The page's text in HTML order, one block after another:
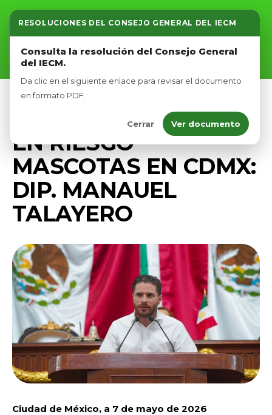
RESOLUCIONES DEL CONSEJO GENERAL DEL IECM
Consulta la resolución del Consejo General
del IECM.
Da clic en el siguiente enlace para revisar el documento
en formato PDF.
Cerrar Ver documento
Inicio
Nosotros
Afíliate
EN RIESGO
MASCOTAS EN CDMX:
DIP. MANAUEL
TALAYERO
Ciudad de México, a 7 de mayo de 2026